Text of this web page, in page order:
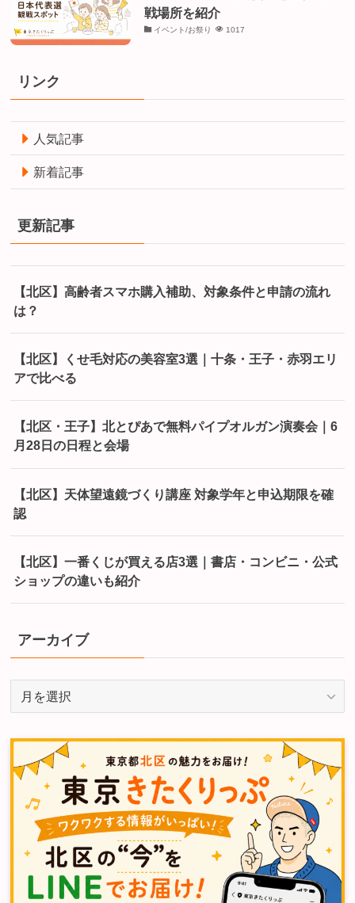
戦場所を紹介
イベント/お祭り 1017
リンク
人気記事
新着記事
更新記事
【北区】高齢者スマホ購入補助、対象条件と申請の流れ
は？
【北区】くせ毛対応の美容室3選｜十条・王子・赤羽エリ
アで比べる
【北区・王子】北とぴあで無料パイプオルガン演奏会｜6
月28日の日程と会場
【北区】天体望遠鏡づくり講座 対象学年と申込期限を確
認
【北区】一番くじが買える店3選｜書店・コンビニ・公式
ショップの違いも紹介
アーカイブ
イ
ブ